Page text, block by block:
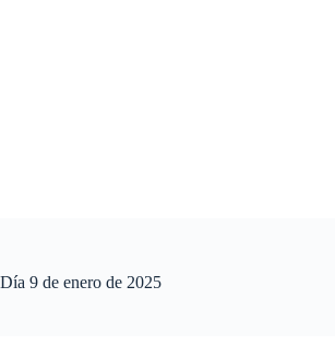
Día 9 de enero de 2025